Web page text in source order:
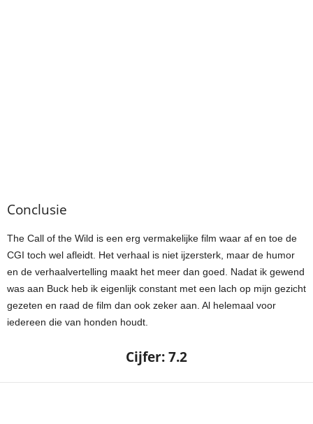
Conclusie
The Call of the Wild is een erg vermakelijke film waar af en toe de
CGI toch wel afleidt. Het verhaal is niet ijzersterk, maar de humor
en de verhaalvertelling maakt het meer dan goed. Nadat ik gewend
was aan Buck heb ik eigenlijk constant met een lach op mijn gezicht
gezeten en raad de film dan ook zeker aan. Al helemaal voor
iedereen die van honden houdt.
Cijfer: 7.2